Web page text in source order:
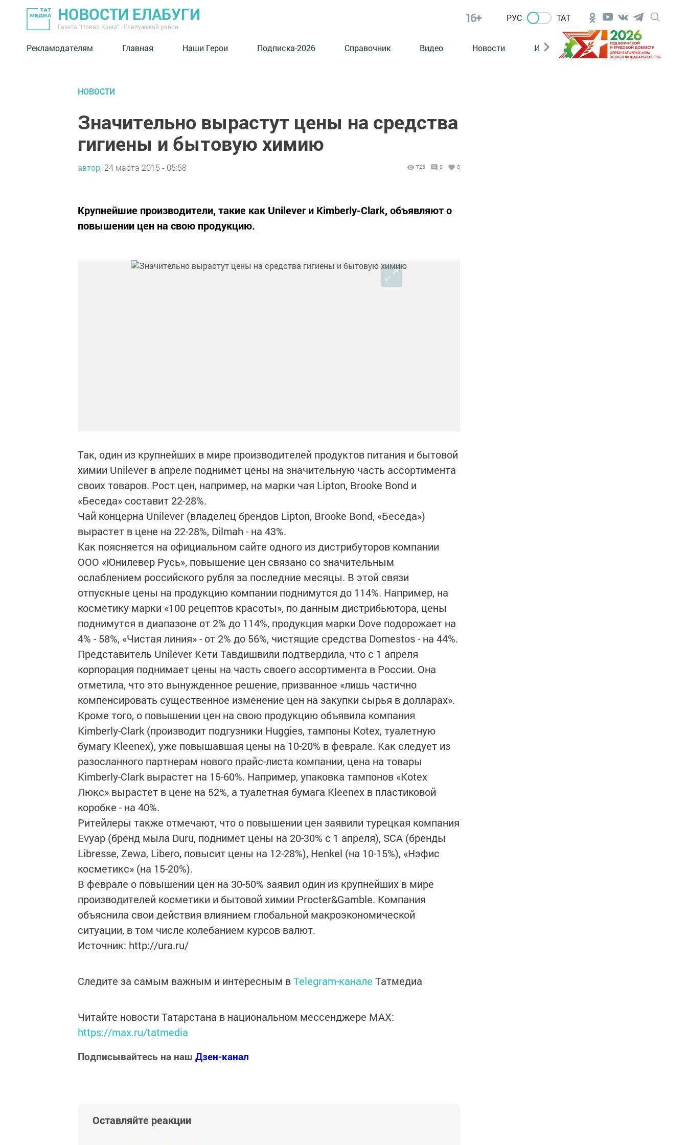
НОВОСТИ ЕЛАБУГИ
Газета "Новая Кама" - Елабужский район
16+ РУС ТАТ
Рекламодателям Главная Наши Герои Подписка-2026 Справочник Видео Новости Из зала суда
НОВОСТИ
Значительно вырастут цены на средства
гигиены и бытовую химию
автор, 24 марта 2015 - 05:58 725 0 0
Крупнейшие производители, такие как Unilever и Kimberly-Clark, объявляют о
повышении цен на свою продукцию.
Так, один из крупнейших в мире производителей продуктов питания и бытовой
химии Unilever в апреле поднимет цены на значительную часть ассортимента
своих товаров. Рост цен, например, на марки чая Lipton, Brooke Bond и
«Беседа» составит 22-28%.
Чай концерна Unilever (владелец брендов Lipton, Brooke Bond, «Беседа»)
вырастет в цене на 22-28%, Dilmah - на 43%.
Как поясняется на официальном сайте одного из дистрибуторов компании
ООО «Юнилевер Русь», повышение цен связано со значительным
ослаблением российского рубля за последние месяцы. В этой связи
отпускные цены на продукцию компании поднимутся до 114%. Например, на
косметику марки «100 рецептов красоты», по данным дистрибьютора, цены
поднимутся в диапазоне от 2% до 114%, продукция марки Dove подорожает на
4% - 58%, «Чистая линия» - от 2% до 56%, чистящие средства Domestos - на 44%.
Представитель Unilever Кети Тавдишвили подтвердила, что с 1 апреля
корпорация поднимает цены на часть своего ассортимента в России. Она
отметила, что это вынужденное решение, призванное «лишь частично
компенсировать существенное изменение цен на закупки сырья в долларах».
Кроме того, о повышении цен на свою продукцию объявила компания
Kimberly-Clark (производит подгузники Huggies, тaмпоны Kotex, туалетную
бумагу Kleenex), уже повышавшая цены на 10-20% в феврале. Как следует из
разосланного партнерам нового прайс-листа компании, цена на товары
Kimberly-Clark вырастет на 15-60%. Например, упаковка тампонов «Kotex
Люкс» вырастет в цене на 52%, а туалетная бумага Kleenex в пластиковой
коробке - на 40%.
Ритейлеры также отмечают, что о повышении цен заявили турецкая компания
Evyap (бренд мыла Duru, поднимет цены на 20-30% с 1 апреля), SCA (бренды
Libresse, Zewa, Libero, повысит цены на 12-28%), Henkel (на 10-15%), «Нэфис
косметикс» (на 15-20%).
В феврале о повышении цен на 30-50% заявил один из крупнейших в мире
производителей косметики и бытовой химии Procter&Gamble. Компания
объяснила свои действия влиянием глобальной макроэкономической
ситуации, в том числе колебанием курсов валют.
Источник: http://ura.ru/
Следите за самым важным и интересным вTelegram-канале Татмедиа
Читайте новости Татарстана в национальном мессенджере MАХ:
https://max.ru/tatmedia
Подписывайтесь на наш Дзен-канал
Оставляйте реакции